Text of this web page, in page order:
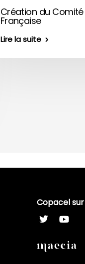
Création du Comité
Française
Lire la suite
Copacel